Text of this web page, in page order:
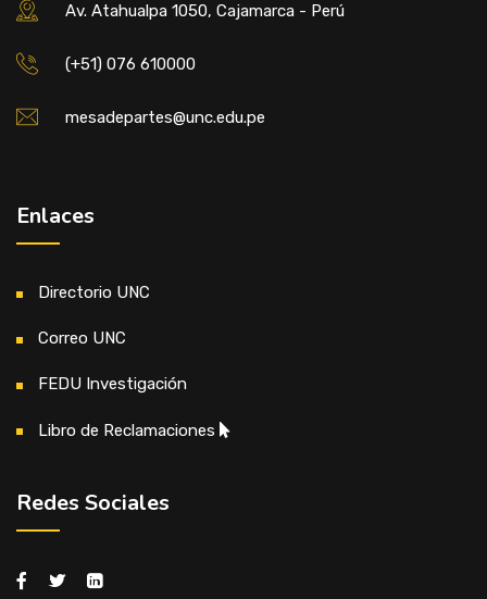
Av. Atahualpa 1050, Cajamarca - Perú
(+51) 076 610000
mesadepartes@unc.edu.pe
Enlaces
Directorio UNC
Correo UNC
FEDU Investigación
Libro de Reclamaciones
Redes Sociales